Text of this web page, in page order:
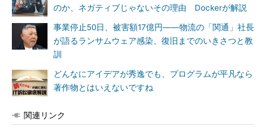
のか、ネガティブじゃないその理由 Dockerが解説
事業停止50日、被害額17億円――物流の「関通」社長
が語るランサムウェア感染、復旧までのいきさつと教
訓
どんなにアイデアが秀逸でも、プログラムが平凡なら
著作物とはいえないですね
関連リンク